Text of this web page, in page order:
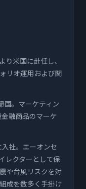
米国に赴任し、
リオ運用および関
国。マーケティン
融商品のマーケ
社。エーオンセ
レクターとして保
や台風リスクを対
成を数多く手掛け